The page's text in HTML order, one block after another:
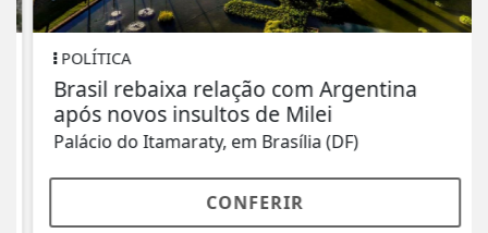
POLÍTICA
Brasil rebaixa relação com Argentina
após novos insultos de Milei
Palácio do Itamaraty, em Brasília (DF)
CONFERIR